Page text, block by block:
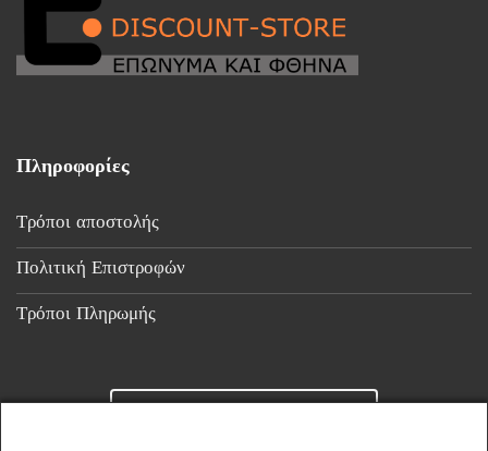
Πληροφορίες
Τρόποι αποστολής
Πολιτική Επιστροφών
Τρόποι Πληρωμής